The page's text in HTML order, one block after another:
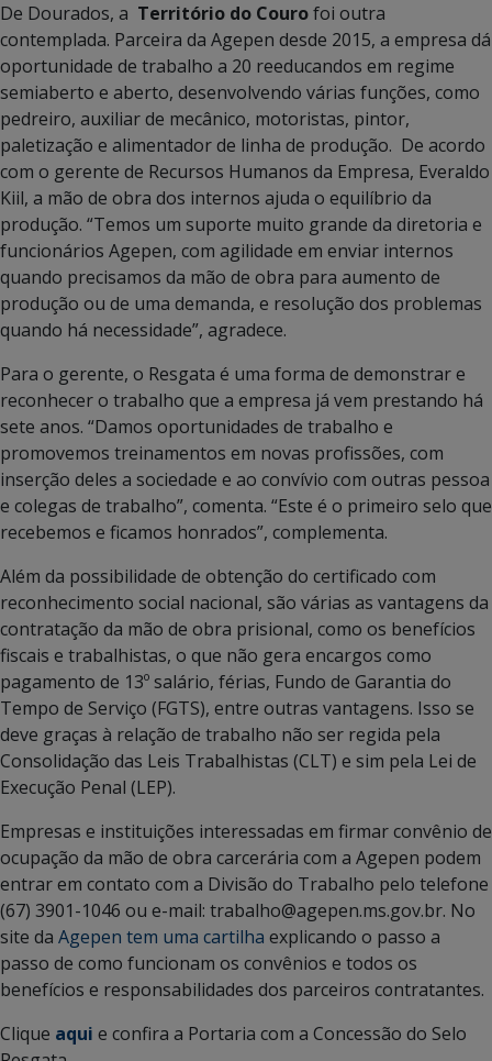
De Dourados, a Território do Courofoi outra
contemplada. Parceira da Agepen desde 2015, a empresa dá
oportunidade de trabalho a 20 reeducandos em regime
semiaberto e aberto, desenvolvendo várias funções, como
pedreiro, auxiliar de mecânico, motoristas, pintor,
paletização e alimentador de linha de produção. De acordo
com o gerente de Recursos Humanos da Empresa, Everaldo
Kiil, a mão de obra dos internos ajuda o equilíbrio da
produção. “Temos um suporte muito grande da diretoria e
funcionários Agepen, com agilidade em enviar internos
quando precisamos da mão de obra para aumento de
produção ou de uma demanda, e resolução dos problemas
quando há necessidade”, agradece.
Para o gerente, o Resgata é uma forma de demonstrar e
reconhecer o trabalho que a empresa já vem prestando há
sete anos. “Damos oportunidades de trabalho e
promovemos treinamentos em novas profissões, com
inserção deles a sociedade e ao convívio com outras pessoa
e colegas de trabalho”, comenta. “Este é o primeiro selo que
recebemos e ficamos honrados”, complementa.
Além da possibilidade de obtenção do certificado com
reconhecimento social nacional, são várias as vantagens da
contratação da mão de obra prisional, como os benefícios
fiscais e trabalhistas, o que não gera encargos como
pagamento de 13º salário, férias, Fundo de Garantia do
Tempo de Serviço (FGTS), entre outras vantagens. Isso se
deve graças à relação de trabalho não ser regida pela
Consolidação das Leis Trabalhistas (CLT) e sim pela Lei de
Execução Penal (LEP).
Empresas e instituições interessadas em firmar convênio de
ocupação da mão de obra carcerária com a Agepen podem
entrar em contato com a Divisão do Trabalho pelo telefone
(67) 3901-1046 ou e-mail: trabalho@agepen.ms.gov.br. No
site da Agepen tem uma cartilha explicando o passo a
passo de como funcionam os convênios e todos os
benefícios e responsabilidades dos parceiros contratantes.
Clique aqui e confira a Portaria com a Concessão do Selo